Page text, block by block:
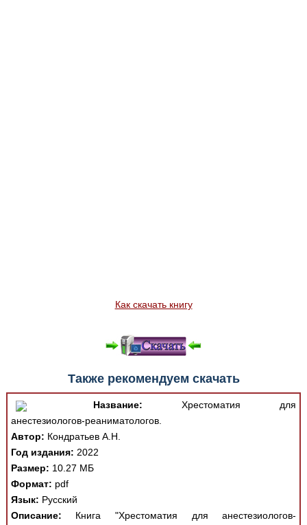
Как скачать книгу
Также рекомендуем скачать
Название: Хрестоматия для
анестезиологов-реаниматологов.
Автор: Кондратьев А.Н.
Год издания: 2022
Размер: 10.27 МБ
Формат: pdf
Язык: Русский
Описание: Книга "Хрестоматия для анестезиологов-